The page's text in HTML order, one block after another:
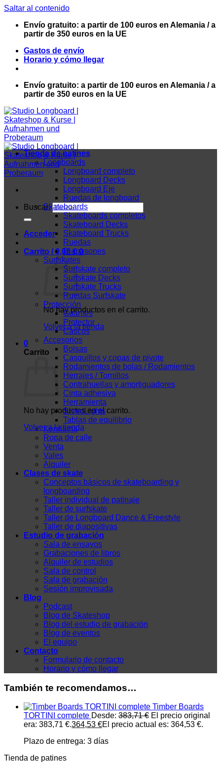
Saltar al contenido
Envío gratuito: a partir de 100 euros en Alemania / a
partir de 350 euros en la UE
Gastos de envío
Horario y cómo llegar
Envío gratuito: a partir de 100 euros en Alemania / a
partir de 350 euros en la UE
Buscar:
Acceder
Carrito /0,00€ 0
No hay productos en el carrito.
Volver a la tienda
0
Carrito
No hay productos en el carrito.
Volver a la tienda
Tienda de patines
Longboards
Longboard completo
Longboard Decks
Longboard Eje
Ruedas de longboard
Skateboards
Skateboards completos
Skateboard Decks
Skateboard Trucks
Ruedas
Diapasones
Surfskates
Surfskate completo
Surfskate Decks
Surfskate Trucks
Ruedas Surfskate
Protección
Guantes
Protector
Cascos
Accesorios
Bolsas
Casquillos y copas de pivote
Rodamientos de bolas / Rodamientos
Herrajes / Tornillos
Contrahuellas y amortiguadores
Cinta adhesiva
Herramienta
ShredLights
Tablas de equilibrio
Kendama
Ropa de calle
Venta
Vales
Alquiler
Clases de skate
Conceptos básicos de skateboarding y
longboarding
Taller individual de patinaje
Taller de surfskate
Taller de Longboard Dance & Freestyle
Taller de diapositivas
Estudio de grabación
Sala de ensayos
Grabaciones de libros
Alquiler de estudios
Sala de control
Sala de grabación
Sesión improvisada
Blog
Podcast
Blog de Skateshop
Blog del estudio de grabación
Blog de eventos
El equipo
Contacto
Formulario de contacto
Horario y cómo llegar
También te recomendamos…
Timber Boards
TORTINI complete Desde: 383,71€ El precio original
era: 383,71 €.364,53 €El precio actual es: 364,53 €.
Plazo de entrega: 3 días
Tienda de patines